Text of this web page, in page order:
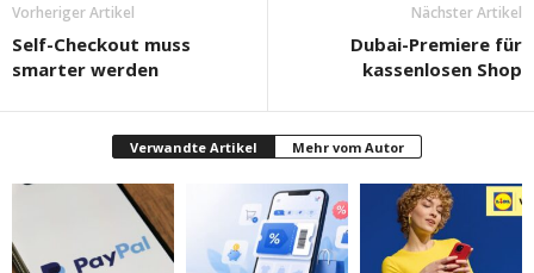
Vorheriger Artikel
Self-Checkout muss
smarter werden
Nächster Artikel
Dubai-Premiere für
kassenlosen Shop
Verwandte Artikel Mehr vom Autor